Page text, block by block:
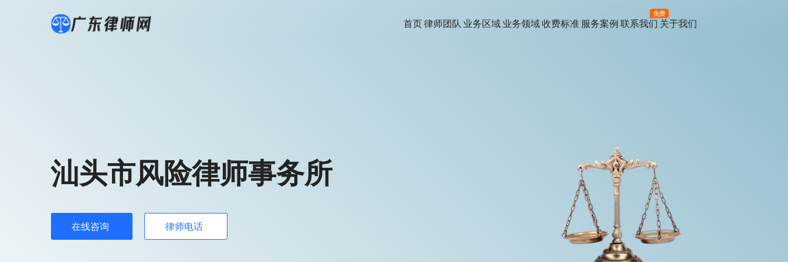
首页律师团队 业务区域 业务领域收费标准 服务案例 联系我们
免费
关于我们
汕头市风险律师事务所
在线咨询 律师电话